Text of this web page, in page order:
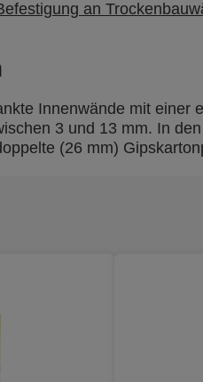
an
Innenwände mit einer
3 und 13 mm. In
(26 mm)